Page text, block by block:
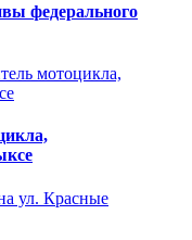
федерального